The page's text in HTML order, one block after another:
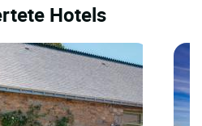
Hotels